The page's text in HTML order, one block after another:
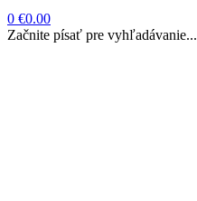
0 €0.00
Začnite písať pre vyhľadávanie...